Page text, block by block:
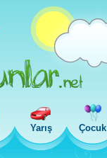
Yarış Çocuk